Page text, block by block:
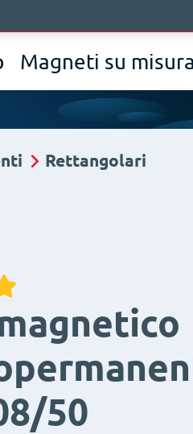
Magneti su misura
Rettangolari
50